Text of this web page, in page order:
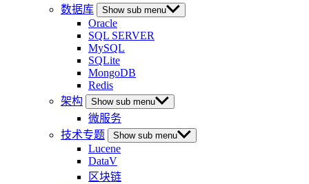
数据库
Show sub menu
Oracle
SQL SERVER
MySQL
SQLite
MongoDB
Redis
架构
Show sub menu
微服务
技术专题
Show sub menu
Lucene
DataV
区块链